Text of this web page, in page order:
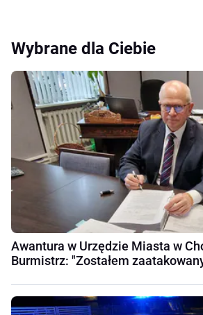
Wybrane dla Ciebie
Awantura w Urzędzie Miasta w
Burmistrz: "Zostałem